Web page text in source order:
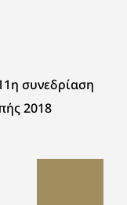
συνεδρίαση
2018